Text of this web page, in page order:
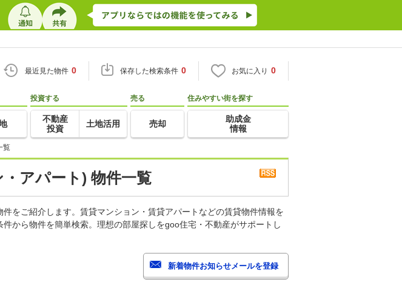
最近見た物件 0 保存した検索条件 0 お気に入り 0
投資する
不動産
投資
土地活用
売る
売却
住みやすい街を探す
助成金
情報
覧
アパート) 物件一覧
をご紹介します。賃貸マンション・賃貸アパートなどの賃貸物件情報を
から物件を簡単検索。理想の部屋探しをgoo住宅・不動産がサポートし